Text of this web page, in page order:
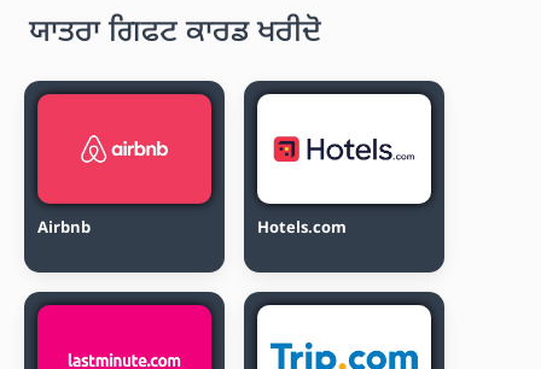
ਯਾਤਰਾ ਗਿਫਟ ਕਾਰਡ ਖਰੀਦੋ
Airbnb Hotels.com